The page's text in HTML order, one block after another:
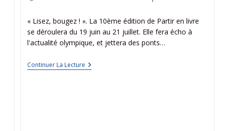
« Lisez, bougez ! ». La 10ème édition de Partir en livre
se déroulera du 19 juin au 21 juillet. Elle fera écho à
l'actualité olympique, et jettera des ponts…
Continuer La Lecture